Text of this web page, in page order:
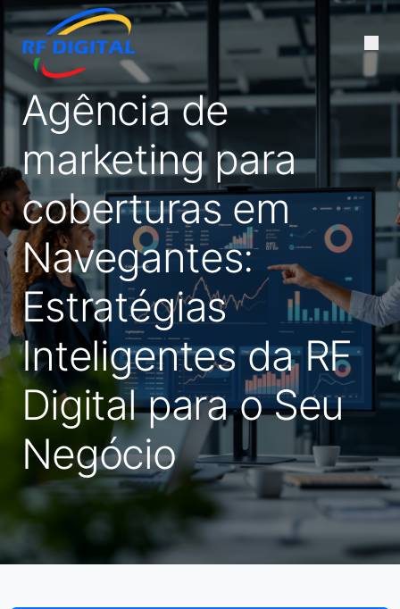
Agência de
marketing para
coberturas em
Navegantes:
Estratégias
Inteligentes da RF
Digital para o Seu
Negócio